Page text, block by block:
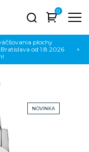
0
plochy
od 1.8.2026
×
NOVINKA